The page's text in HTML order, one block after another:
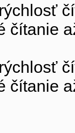
čítanie
čítanie